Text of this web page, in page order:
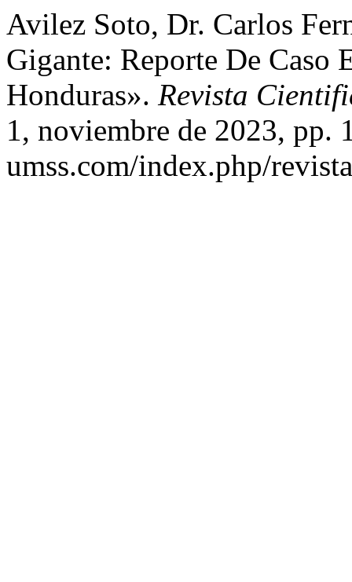
Avilez Soto, Dr. Carlos
Gigante: Reporte De Caso
Honduras». Revista
1, noviembre de 2023, pp.
umss.com/index.php/